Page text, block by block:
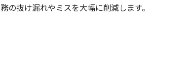
抜け漏れやミスを大幅に削減します。